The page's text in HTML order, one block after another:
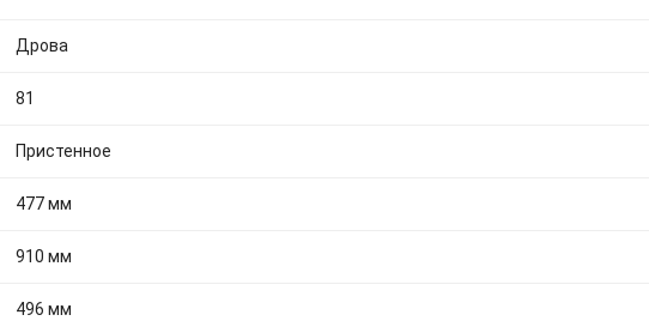
Дрова
81
Пристенное
477 мм
910 мм
496 мм